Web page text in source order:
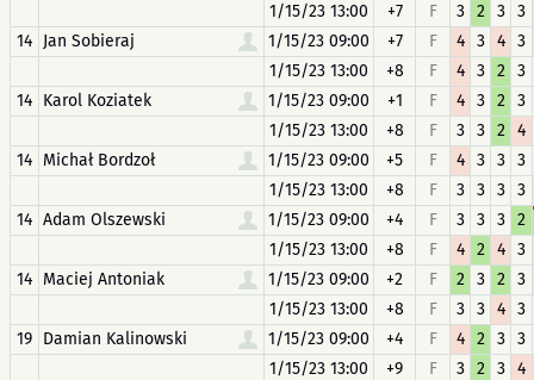
1/15/23 13:00
+7 F 3 2 3
3
14 Jan Sobieraj 1/15/23 09:00 +7 F 4 3 4
3
1/15/23 13:00
+8 F 4 3 2
3
14 Karol Koziatek 1/15/23 09:00 +1 F 4 3 2
3
1/15/23 13:00
+8 F 3 3 2
4
14 Michał Bordzoł 1/15/23 09:00 +5 F 4 3 3
3
1/15/23 13:00
+8 F 3 3 3
3
14 Adam Olszewski 1/15/23 09:00 +4 F 3 3 3
2
1/15/23 13:00
+8 F 4 2 4
3
14 Maciej Antoniak 1/15/23 09:00 +2 F 2 3 2
3
1/15/23 13:00
+8 F 3 3 4
3
19 Damian Kalinowski 1/15/23 09:00 +4 F 4 2 3
3
1/15/23 13:00
+9 F 3 2 3
4